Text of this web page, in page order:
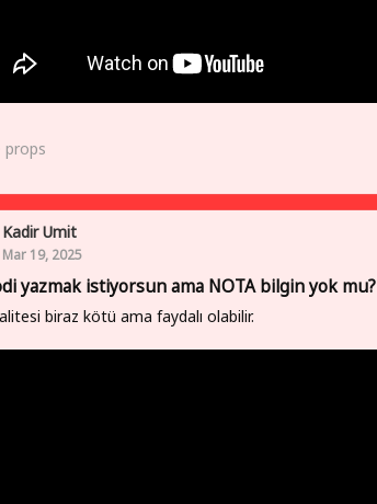
props
Kadir Umit
Mar 19, 2025
yazmak istiyorsun ama NOTA bilgin yok mu?
biraz kötü ama faydalı olabilir.